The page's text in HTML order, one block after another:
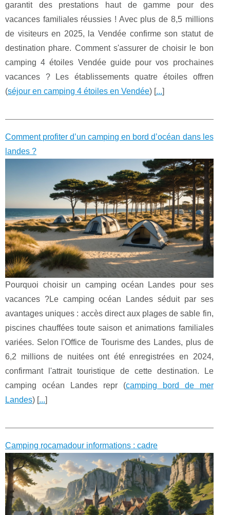
garantit des prestations haut de gamme pour des
vacances familiales réussies ! Avec plus de 8,5 millions
de visiteurs en 2025, la Vendée confirme son statut de
destination phare. Comment s'assurer de choisir le bon
camping 4 étoiles Vendée guide pour vos prochaines
vacances ? Les établissements quatre étoiles offren
(séjour en camping 4 étoiles en Vendée) [...]
Comment profiter d’un camping en bord d’océan dans les
landes ?
Pourquoi choisir un camping océan Landes pour ses
vacances ?Le camping océan Landes séduit par ses
avantages uniques : accès direct aux plages de sable fin,
piscines chauffées toute saison et animations familiales
variées. Selon l'Office de Tourisme des Landes, plus de
6,2 millions de nuitées ont été enregistrées en 2024,
confirmant l'attrait touristique de cette destination. Le
camping océan Landes repr (camping bord de mer
Landes) [...]
Camping rocamadour informations : cadre